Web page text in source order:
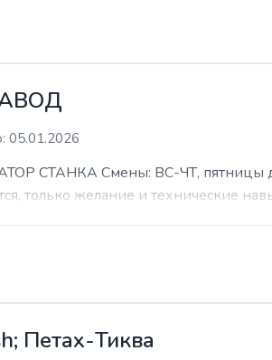
05.01.2026
Смены: ВС-ЧТ, пятницы до
только желание и технические
Петах-Тиква